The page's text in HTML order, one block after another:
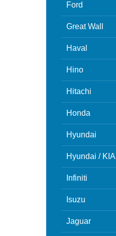
Ford
Great Wall
Haval
Hino
Hitachi
Honda
Hyundai
Hyundai / KIA
Infiniti
Isuzu
Jaguar